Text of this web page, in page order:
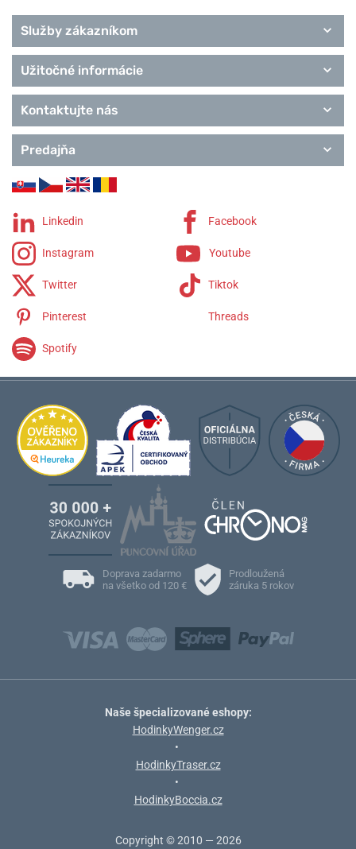
Služby zákazníkom
Užitočné informácie
Kontaktujte nás
Predajňa
Linkedin Facebook
Instagram Youtube
Twitter Tiktok
Pinterest Threads
Spotify
Doprava zadarmo
na všetko od 120 €
Prodloužená
záruka 5 rokov
Naše špecializované eshopy:
HodinkyWenger.cz
•
HodinkyTraser.cz
•
HodinkyBoccia.cz
Copyright © 2010 — 2026